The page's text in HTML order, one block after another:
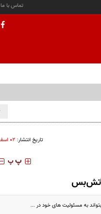
تماس با ما
تاریخ انتشار: ۰۲ اسفند ۱۴۰۲ - ۱۶:۴۰
‍‍‍ پ پ
آتش‌بس
به مسئولیت های خود در ...